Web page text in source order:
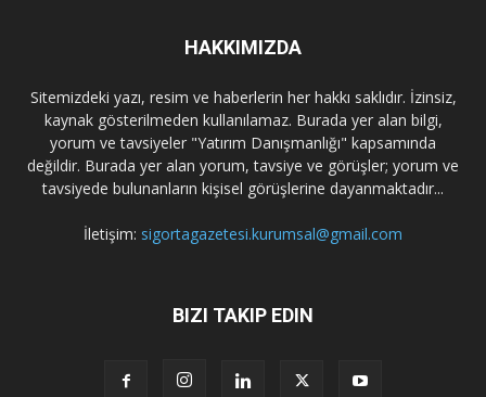
HAKKIMIZDA
Sitemizdeki yazı, resim ve haberlerin her hakkı saklıdır. İzinsiz,
kaynak gösterilmeden kullanılamaz. Burada yer alan bilgi,
yorum ve tavsiyeler "Yatırım Danışmanlığı" kapsamında
değildir. Burada yer alan yorum, tavsiye ve görüşler; yorum ve
tavsiyede bulunanların kişisel görüşlerine dayanmaktadır...
İletişim: sigortagazetesi.kurumsal@gmail.com
BIZI TAKIP EDIN